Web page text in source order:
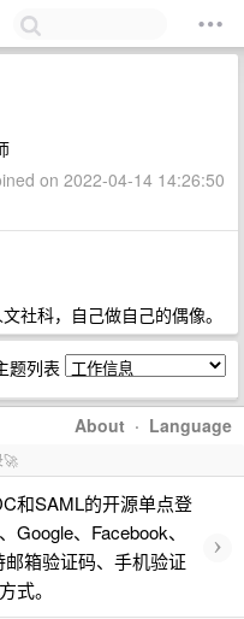
on 2022-04-14 14:26:50
社科，自己做自己的偶像。
题列表
About · Language
🚀
和SAML的开源单点登
、Facebook、
箱验证码、手机验证
式。
›